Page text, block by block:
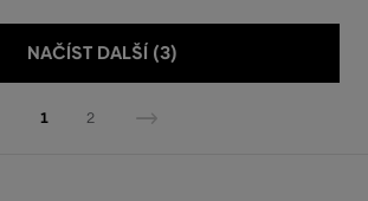
NAČÍST DALŠÍ (3)
1 2